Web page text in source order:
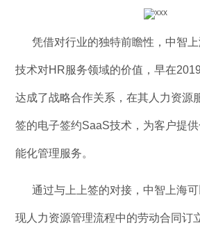
凭借对行业的独特前瞻性，中智
技术对HR服务领域的价值，早在
达成了战略合作关系，在其人力资源
签的电子签约SaaS技术，为客户提
能化管理服务。
通过与上上签的对接，中智上海
现人力资源管理流程中的劳动合同订